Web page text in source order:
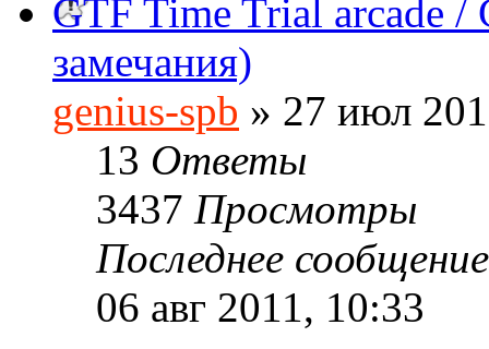
GTF Time Trial arcade /
замечания)
genius-spb » 27 июл
13 Ответы
3437 Просмотры
Последнее
06 авг 2011, 10:33